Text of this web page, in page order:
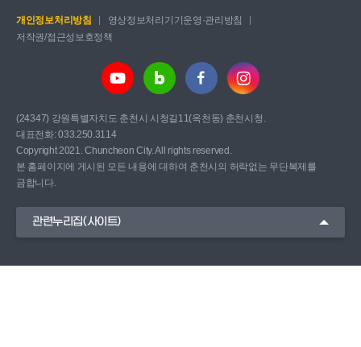
개인정보처리방침
영상정보처리기기운영·관리방침
저작권/접근성보호정책
(24347) 강원특별자치도 춘천시 시청길11(옥천동) 춘천시청.
대표전화: 033.250.3114
Copyright 2021. Chuncheon City. All rights reserved.
본 홈페이지에 게시된 모든 내용에 대하여 춘천시의 허락없는 무단복제를
금합니다.
관련누리집(사이트)